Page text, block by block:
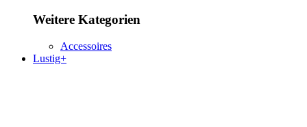
Weitere Kategorien
Accessoires
Lustig+